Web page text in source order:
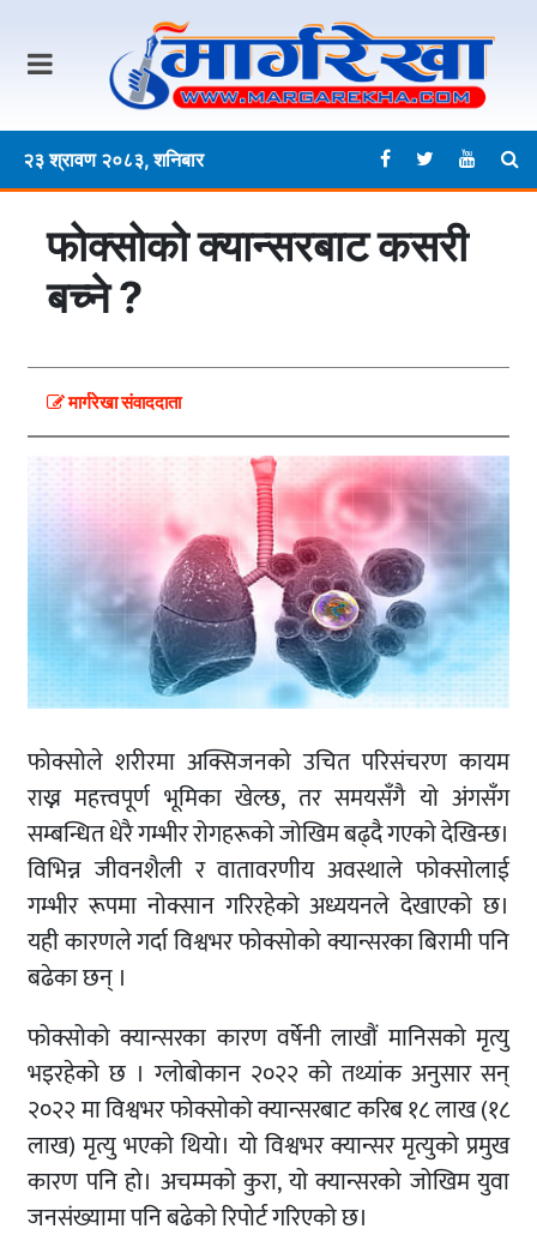
२३ श्रावण २०८३, शनिबार
फोक्सोको क्यान्सरबाट कसरी
बच्ने ?
मार्गरेखा संवाददाता
फोक्सोले शरीरमा अक्सिजनको उचित परिसंचरण कायम
राख्न महत्त्वपूर्ण भूमिका खेल्छ, तर समयसँगै यो अंगसँग
सम्बन्धित धेरै गम्भीर रोगहरूको जोखिम बढ्दै गएको देखिन्छ।
विभिन्न जीवनशैली र वातावरणीय अवस्थाले फोक्सोलाई
गम्भीर रूपमा नोक्सान गरिरहेको अध्ययनले देखाएको छ।
यही कारणले गर्दा विश्वभर फोक्सोको क्यान्सरका बिरामी पनि
बढेका छन् ।
फोक्सोको क्यान्सरका कारण वर्षेनी लाखौं मानिसको मृत्यु
भइरहेको छ । ग्लोबोकान २०२२ को तथ्यांक अनुसार सन्
२०२२ मा विश्वभर फोक्सोको क्यान्सरबाट करिब १८ लाख (१८
लाख) मृत्यु भएको थियो। यो विश्वभर क्यान्सर मृत्युको प्रमुख
कारण पनि हो। अचम्मको कुरा, यो क्यान्सरको जोखिम युवा
जनसंख्यामा पनि बढेको रिपोर्ट गरिएको छ।